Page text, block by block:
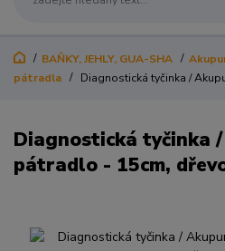
BAŇKY, JEHLY, GUA-SHA
pátradla
Diagnostická tyčinka /
Diagnostická tyčinka
pátradlo - 15cm,